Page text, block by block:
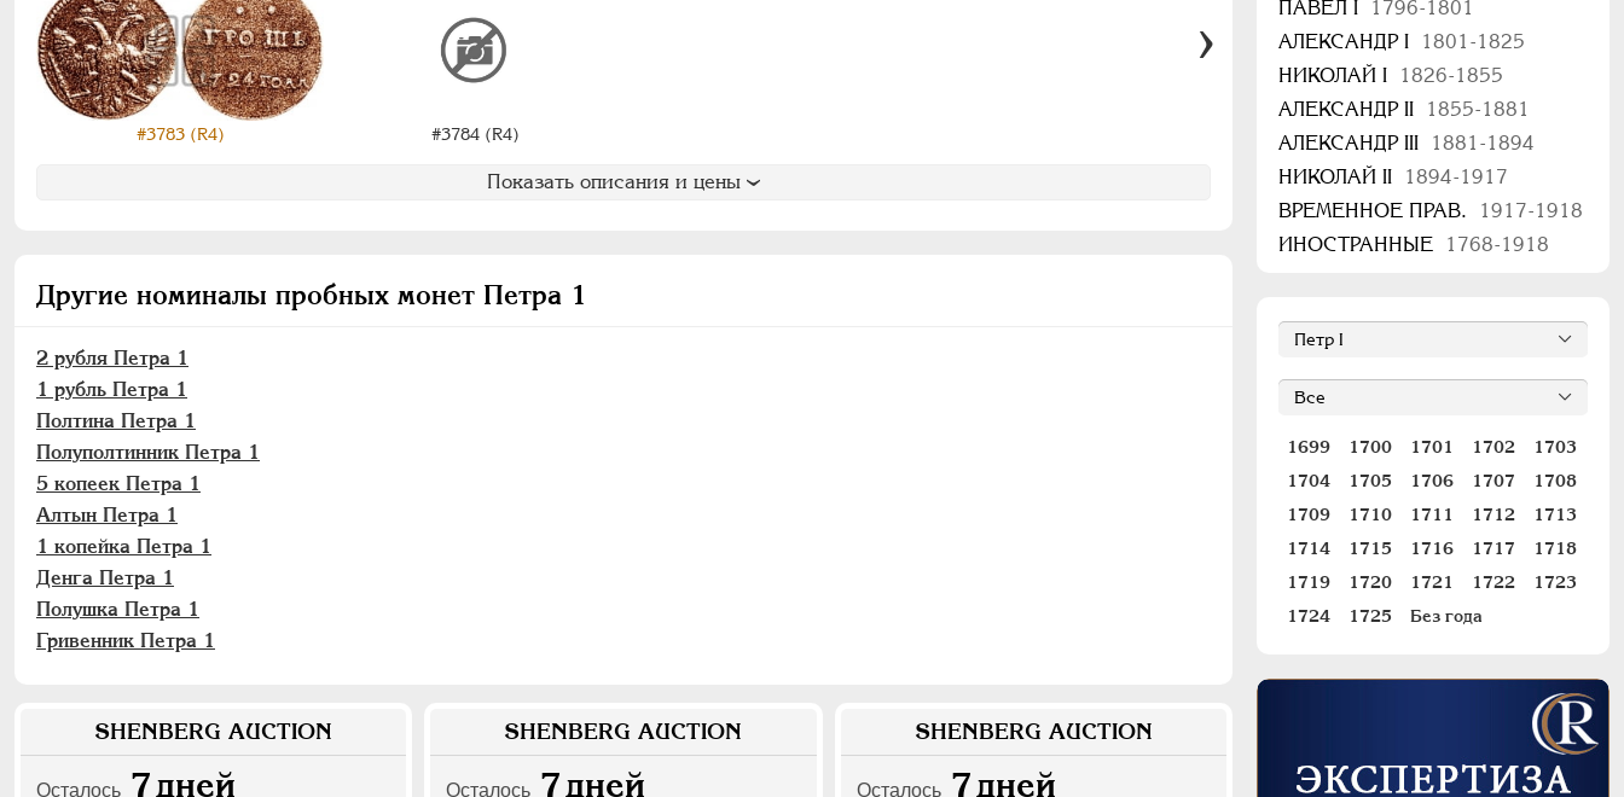
#3783 (R4) #3784 (R4)
Показать описания и цены
Другие номиналы пробных монет Петра 1
2 рубля Петра 1
1 рубль Петра 1
Полтина Петра 1
Полуполтинник Петра 1
5 копеек Петра 1
Алтын Петра 1
1 копейка Петра 1
Денга Петра 1
Полушка Петра 1
Гривенник Петра 1
SHENBERG AUCTION
Осталось 7дней
SHENBERG AUCTION
Осталось 7дней
SHENBERG AUCTION
Осталось 7дней
ПАВЕЛ I
1796-1801
АЛЕКСАНДР I
1801-1825
НИКОЛАЙ I
1826-1855
АЛЕКСАНДР II
1855-1881
АЛЕКСАНДР III
1881-1894
НИКОЛАЙ II
1894-1917
ВРЕМЕННОЕ ПРАВ.
1917-1918
ИНОСТРАННЫЕ
1768-1918
1699 1700 1701 1702
1703
1704
1705 1706 1707
1708
1709
1710 1711 1712
1713
1714
1715 1716 1717
1718
1719
1720 1721 1722
1723
1724
1725 Без года